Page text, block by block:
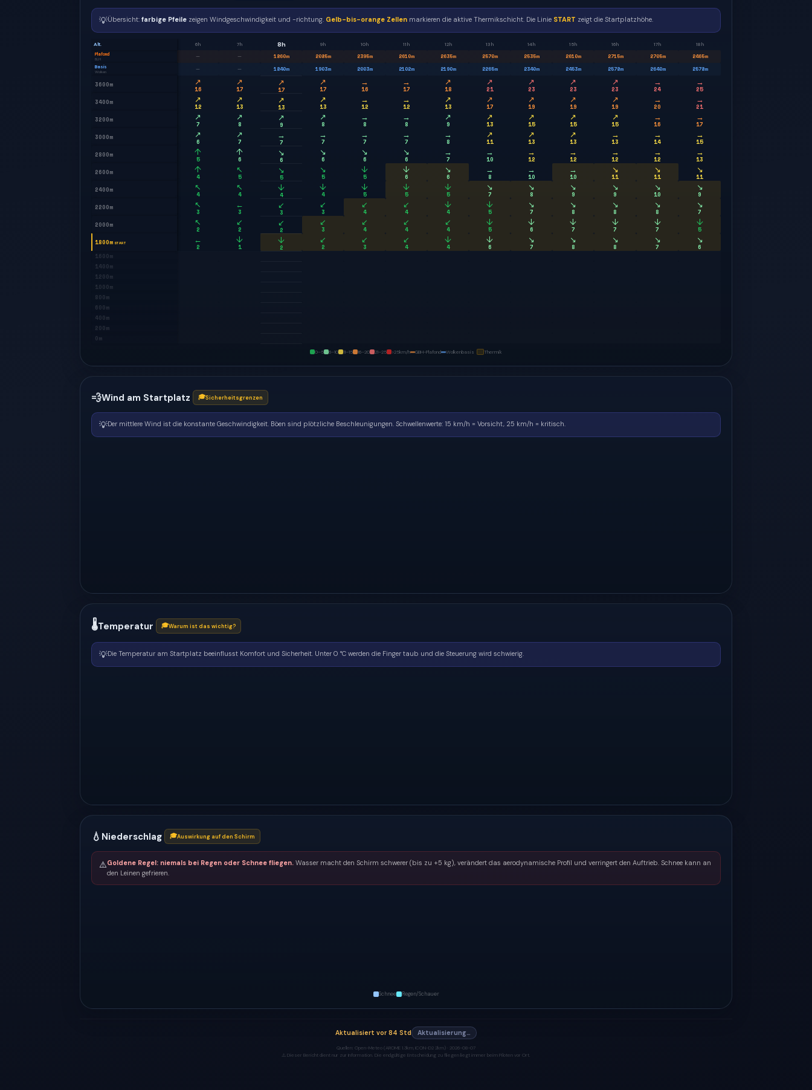
💡Übersicht: farbige Pfeile zeigen Windgeschwindigkeit und -richtung. Gelb-bis-orange Zellen markieren die aktive Thermikschicht. Die Linie START zeigt die Startplatzhöhe.
Alt. 6h 7h 8h 9h 10h 11h 12h 13h 14h 15h 16h 17h 18h
Plafond
BLH — — 1860m 2085m 2395m 2610m 2635m 2570m 2535m 2610m 2715m 2705m 2465m
Basis
Wolken — — 1840m 1903m 2003m 2102m 2190m 2265m 2340m 2453m 2578m 2640m 2578m
3600m ↗
16
↗
17
↗
17
↗
17
→
16
→
17
↗
18
↗
21
↗
23
↗
23
↗
23
→
24
→
25
3400m
↗
12
↗
13
↗
13
↗
13
→
12
→
12
↗
13
↗
17
↗
19
↗
19
↗
19
→
20
→
21
3200m
↗
7
↗
8
↗
9
↗
8
→
8
→
8
↗
9
↗
13
↗
15
↗
15
↗
15
→
16
→
17
3000m
↗
6
↗
7
→
7
→
7
→
7
→
7
→
8
↗
11
↗
13
↗
13
→
13
→
14
→
15
2800m
↑
5
↑
6
↘
6
↘
6
↘
6
↘
6
→
7
→
10
→
12
→
12
→
12
→
12
→
13
2600m
↑
4
↖
5
↘
5
↘
5
↓
5
↓
6
↘
6
→
8
→
10
→
10
↘
11
↘
11
↘
11
2400m
↖
4
↖
4
↓
4
↓
4
↓
5
↓
5
↓
5
↘
7
↘
8
↘
9
↘
9
↘
10
↘
9
2200m
↖
3
←
3
↙
3
↙
3
↙
4
↙
4
↓
4
↓
5
↘
7
↘
8
↘
8
↘
8
↘
7
2000m
↖
2
↙
2
↙
2
↙
3
↙
4
↙
4
↙
4
↓
5
↓
6
↓
7
↓
7
↓
7
↓
5
1800m START ←
2
↓
1
↓
2
↙
2
↙
3
↙
4
↓
4
↓
6
↘
7
↘
8
↘
8
↘
7
↘
6
1600m
1400m
1200m
1000m
800m
600m
400m
200m
0m
0–5 6–10 11–15 16–20 21–25 >25km/h GBH-Plafond Wolkenbasis Thermik
💨Wind am Startplatz 🎓Sicherheitsgrenzen
💡Der mittlere Wind ist die konstante Geschwindigkeit. Böen sind plötzliche Beschleunigungen. Schwellenwerte: 15 km/h = Vorsicht, 25 km/h = kritisch.
🌡Temperatur 🎓Warum ist das wichtig?
💡Die Temperatur am Startplatz beeinflusst Komfort und Sicherheit. Unter 0 °C werden die Finger taub und die Steuerung wird schwierig.
💧 Niederschlag 🎓Auswirkung auf den Schirm
⚠️Goldene Regel: niemals bei Regen oder Schnee fliegen. Wasser macht den Schirm schwerer (bis zu +5 kg), verändert das aerodynamische Profil und verringert den Auftrieb. Schnee kann an
den Leinen gefrieren.
Schnee Regen/Schauer
Aktualisiert vor 84 Std Aktualisierung…
Quellen: Open-Meteo (AROME 1.3km, ICON-D2 2km) · 2026-08-07
⚠️ Dieser Bericht dient nur zur Information. Die endgültige Entscheidung zu fliegen liegt immer beim Piloten vor Ort.